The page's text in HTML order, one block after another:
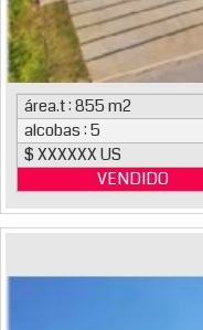
área.t : 855 m2
alcobas : 5
$ XXXXXX US
VENDIDO